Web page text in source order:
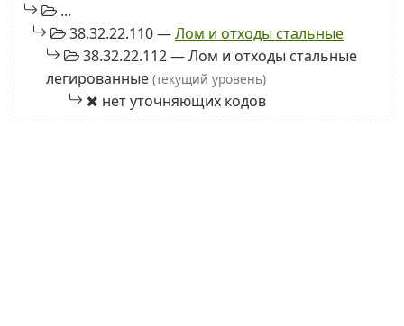
...
38.32.22.110 —Лом и отходы стальные
38.32.22.112 — Лом и отходы стальные
легированные (текущий уровень)
нет уточняющих кодов